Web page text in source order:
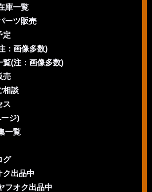
庫一覧
ーツ販売
定
：画像多数)
覧(注：画像多数)
売
相談
ス
ジ)
一覧
グ
ク出品中
フオク出品中